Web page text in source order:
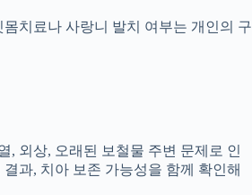
치료나 사랑니 발치 여부는 개인의 구
, 외상, 오래된 보철물 주변 문제로 인
과, 치아 보존 가능성을 함께 확인해